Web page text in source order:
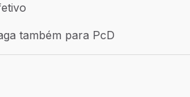
vaga: Efetivo
também para PcD
também para PcD